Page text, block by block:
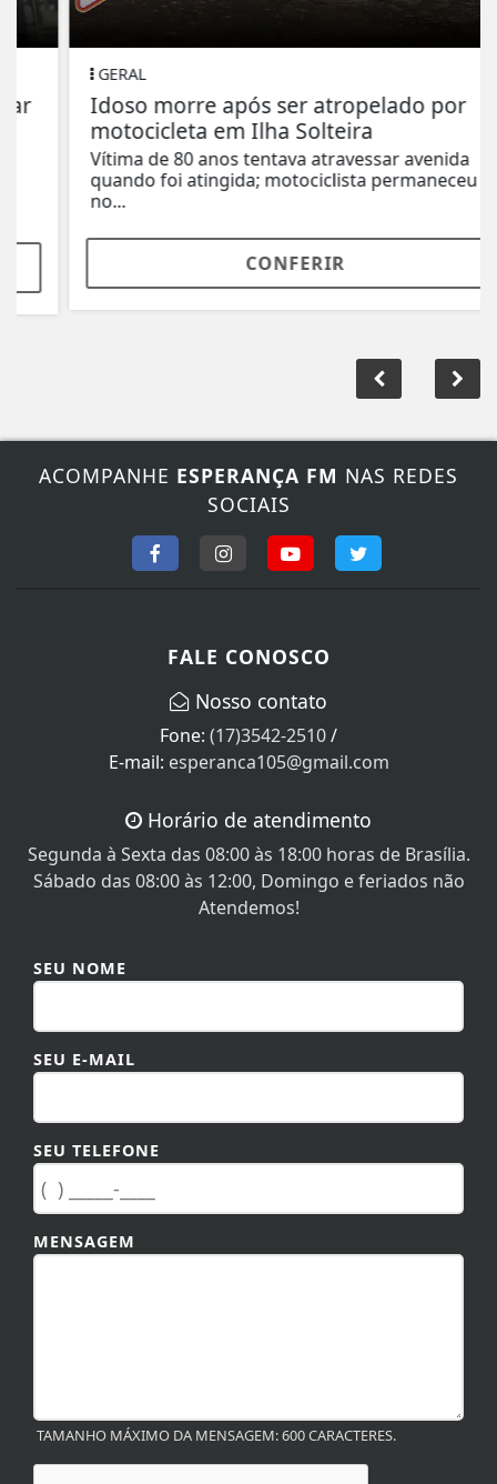
GERAL
Idoso morre após ser atropelado por
motocicleta em Ilha Solteira
Vítima de 80 anos tentava atravessar avenida
quando foi atingida; motociclista permaneceu
CONFERIR
ACOMPANHE ESPERANÇA FM NAS REDES
SOCIAIS
FALE CONOSCO
Nosso contato
Fone: (17)3542-2510 /
E-mail: esperanca105@gmail.com
Horário de atendimento
Segunda à Sexta das 08:00 às 18:00 horas de Brasília.
Sábado das 08:00 às 12:00, Domingo e feriados não
Atendemos!
SEU NOME
SEU E-MAIL
SEU TELEFONE
MENSAGEM
TAMANHO MÁXIMO DA MENSAGEM: 600 CARACTERES.